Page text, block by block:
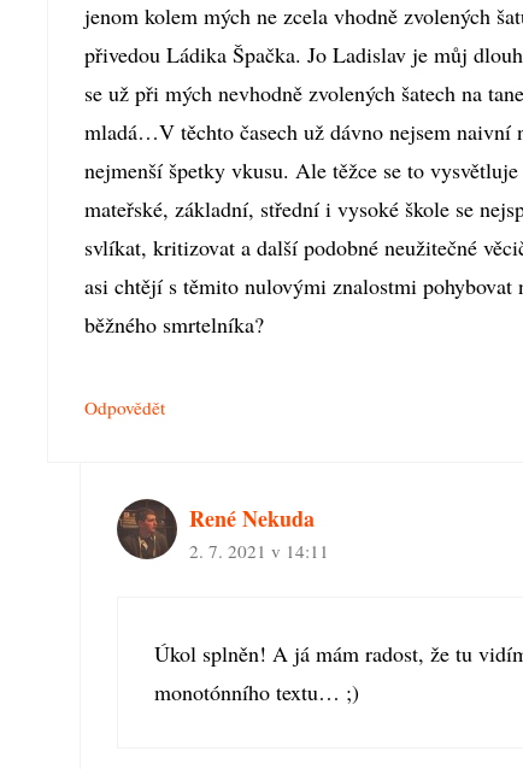
jenom kolem mých ne zcela vhodně zvolených
přivedou Ládika Špačka. Jo Ladislav je můj
se už při mých nevhodně zvolených šatech na
mladá…V těchto časech už dávno nejsem naivní
nejmenší špetky vkusu. Ale těžce se to
mateřské, základní, střední i vysoké škole se
svlíkat, kritizovat a další podobné neužitečné
asi chtějí s těmito nulovými znalostmi pohybovat
běžného smrtelníka?
Odpovědět
René Nekuda
2. 7. 2021 v 14:11
Úkol splněn! A já mám radost, že tu
monotónního textu… ;)